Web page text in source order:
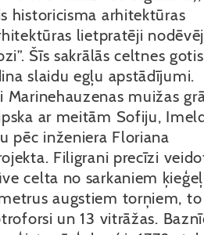
historicisma arhitektūras
lietpratēji
Šīs sakrālās celtnes
slaidu egļu apstādījumi.
Marinehauzenas muižas
ar meitām Sofiju,
pēc inženiera Floriana
Filigrani precīzi
celta no sarkaniem
augstiem torņiem,
un 13 vitrāžas.